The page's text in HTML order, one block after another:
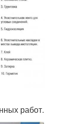
работ.